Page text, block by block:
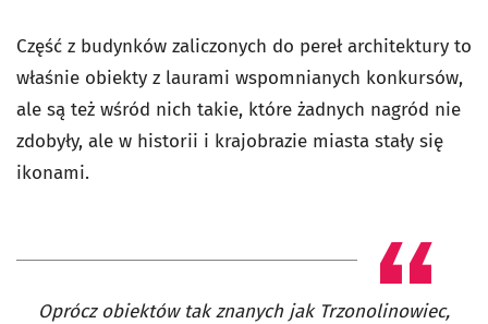
Część z budynków zaliczonych do pereł architektury to
właśnie obiekty z laurami wspomnianych konkursów,
ale są też wśród nich takie, które żadnych nagród nie
zdobyły, ale w historii i krajobrazie miasta stały się
ikonami.
Oprócz obiektów tak znanych jak Trzonolinowiec,